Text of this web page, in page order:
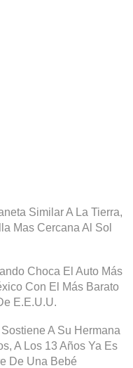
Similar A La Tierra,
Mas Cercana Al Sol
Choca El Auto Más
Con El Más Barato
E.E.U.U.
A Su Hermana
A Los 13 Años Ya Es
De Una Bebé